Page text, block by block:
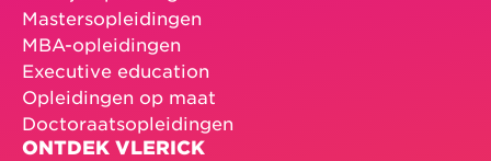
Mastersopleidingen
MBA-opleidingen
Executive education
Opleidingen op maat
Doctoraatsopleidingen
ONTDEK VLERICK